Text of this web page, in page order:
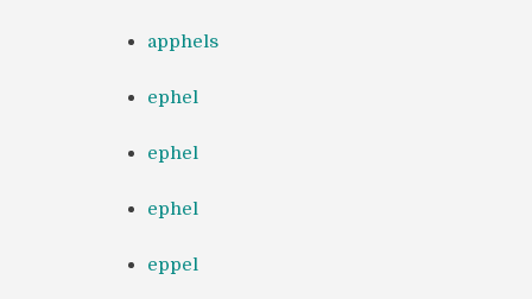
apphels
ephel
ephel
ephel
eppel